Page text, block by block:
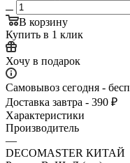
В корзину
Купить в 1 клик
Хочу в подарок
Самовывоз сегодня -
Доставка завтра - 390 ₽
Характеристики
Производитель
—
DECOMASTER КИТАЙ